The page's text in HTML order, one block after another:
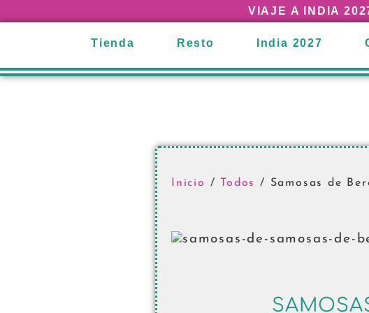
VIAJE A INDIA
Tienda Resto India 2027
Inicio / Todos / Samosas de